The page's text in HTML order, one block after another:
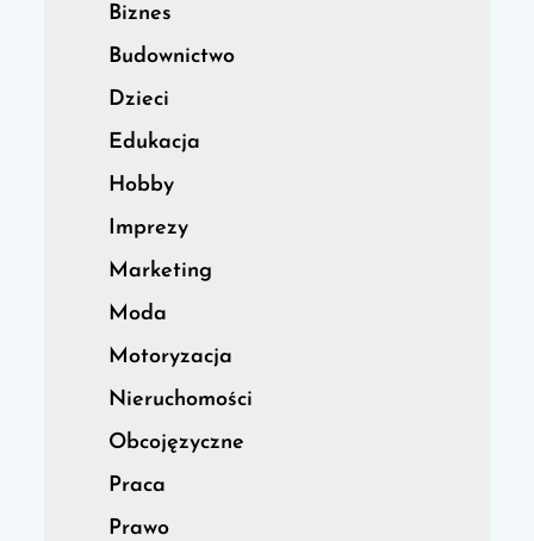
Biznes
Budownictwo
Dzieci
Edukacja
Hobby
Imprezy
Marketing
Moda
Motoryzacja
Nieruchomości
Obcojęzyczne
Praca
Prawo